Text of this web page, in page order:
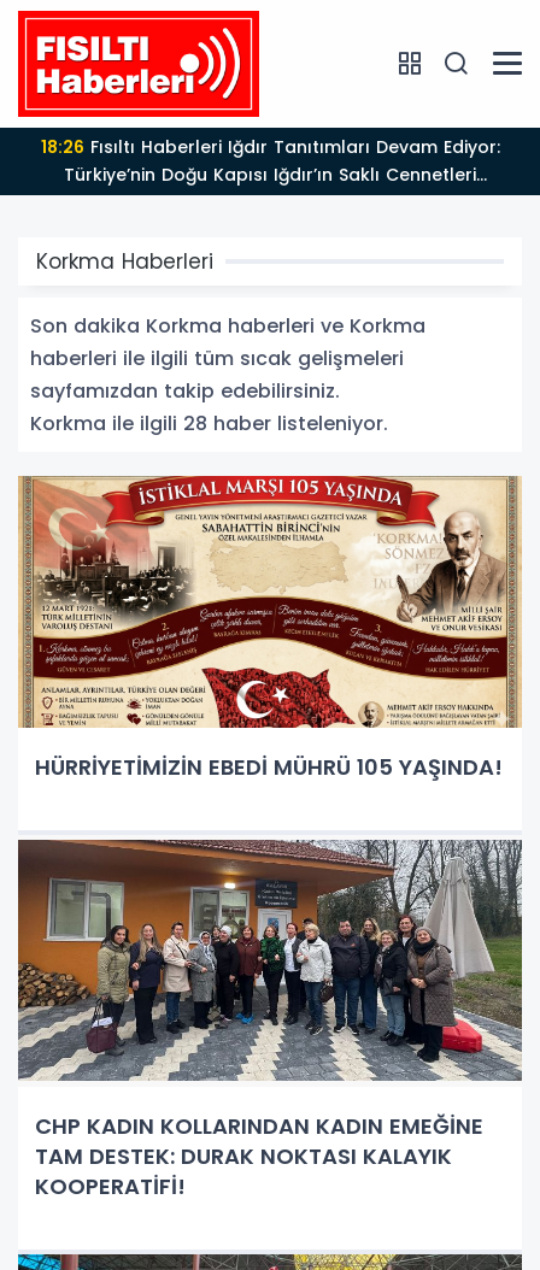
18:26
Türkiye’nin Doğu Kapısı Iğdır’ın Saklı Cennetleri
Keşfedilmeyi Bekliyor
Korkma Haberleri
Son dakika Korkma haberleri ve Korkma
haberleri ile ilgili tüm sıcak gelişmeleri
sayfamızdan takip edebilirsiniz.
Korkma ile ilgili 28 haber listeleniyor.
HÜRRİYETİMİZİN EBEDİ MÜHRÜ 105 YAŞINDA!
CHP KADIN KOLLARINDAN KADIN EMEĞİNE
TAM DESTEK: DURAK NOKTASI KALAYIK
KOOPERATİFİ!